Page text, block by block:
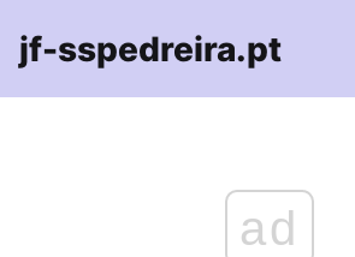
jf-sspedreira.pt
ad